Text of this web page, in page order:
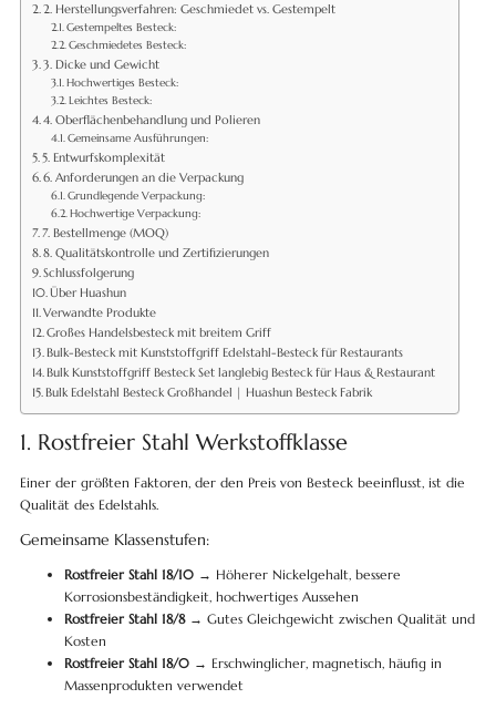
2. Herstellungsverfahren: Geschmiedet vs. Gestempelt
Gestempeltes Besteck:
Geschmiedetes Besteck:
3. Dicke und Gewicht
Hochwertiges Besteck:
Leichtes Besteck:
4. Oberflächenbehandlung und Polieren
Gemeinsame Ausführungen:
5. Entwurfskomplexität
6. Anforderungen an die Verpackung
Grundlegende Verpackung:
Hochwertige Verpackung:
7. Bestellmenge (MOQ)
8. Qualitätskontrolle und Zertifizierungen
Schlussfolgerung
Über Huashun
Verwandte Produkte
Großes Handelsbesteck mit breitem Griff
Bulk-Besteck mit Kunststoffgriff Edelstahl-Besteck für Restaurants
Bulk Kunststoffgriff Besteck Set langlebig Besteck für Haus & Restaurant
Bulk Edelstahl Besteck Großhandel | Huashun Besteck Fabrik
1. Rostfreier Stahl Werkstoffklasse
Einer der größten Faktoren, der den Preis von Besteck beeinflusst, ist die
Qualität des Edelstahls.
Gemeinsame Klassenstufen:
Rostfreier Stahl 18/10→ Höherer Nickelgehalt, bessere
Korrosionsbeständigkeit, hochwertiges Aussehen
Rostfreier Stahl 18/8→ Gutes Gleichgewicht zwischen Qualität und
Kosten
Rostfreier Stahl 18/0→ Erschwinglicher, magnetisch, häufig in
Massenprodukten verwendet